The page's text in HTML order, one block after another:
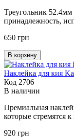
Треугольник 52.4мм
принадлежность,
650 грн
В корзину
Наклейка для кия
Код 2706
В наличии
Премиальная
которые стремятся
920 грн